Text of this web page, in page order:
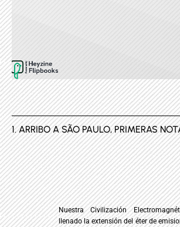
1. ARRIBO A SÃO PAULO, PRIMERAS
Nuestra Civilización
llenado la extensión del éter de